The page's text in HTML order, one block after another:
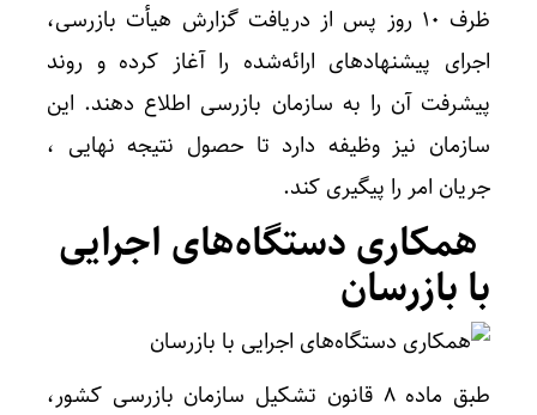
ظرف ۱۰ روز پس از دریافت گزارش هیأت بازرسی،
اجرای پیشنهادهای ارائه‌شده را آغاز کرده و روند
پیشرفت آن را به سازمان بازرسی اطلاع دهند. این
سازمان نیز وظیفه دارد تا حصول نتیجه نهایی ،
جریان امر را پیگیری کند.
همکاری دستگاه‌های اجرایی
با بازرسان
طبق ماده ۸ قانون تشکیل سازمان بازرسی کشور،